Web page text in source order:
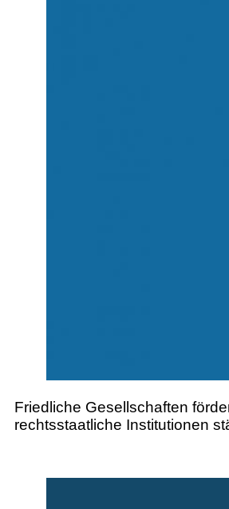
Friedliche Gesellschaften
rechtsstaatliche Institutionen